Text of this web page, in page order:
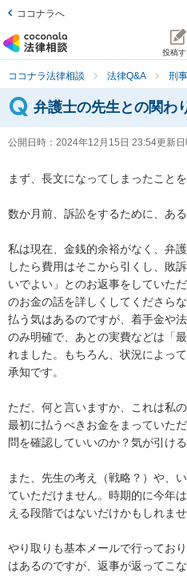
ココナラへ
投稿す
ココナラ法律相談 法律Q&A 刑
弁護士の先生との関わ
公開日時： 2024年12月15日 23:54更新日
まず、長文になってしまったこと
数か月前、訴訟をするために、あ
私は現在、金銭的余裕がなく、弁
したら費用はそこから引くし、敗
いでよい」とのお返事をしていた
のお金の話を詳しくしてくださらな
払う気はあるのですが、着手金や
のみ明確で、あとの実費などは「
れました。もちろん、状況によっ
承知です。
ただ、何と言いますか、これは私
最初に払うべきお金をまっていた
問を確認していいのか？気が引ける
また、先生の考え（戦略？）や、
ていただけません。時期的に今年
える段階ではないだけかもしれま
やり取りも基本メールで行ってお
はあるのですが、返事が返ってこ